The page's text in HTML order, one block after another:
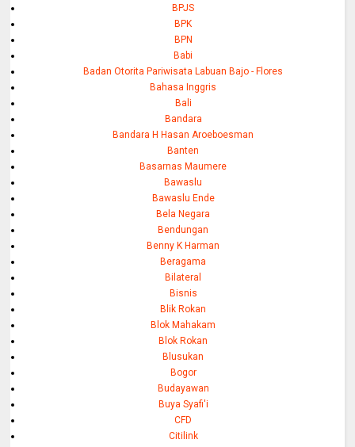
BPJS
BPK
BPN
Babi
Badan Otorita Pariwisata Labuan Bajo - Flores
Bahasa Inggris
Bali
Bandara
Bandara H Hasan Aroeboesman
Banten
Basarnas Maumere
Bawaslu
Bawaslu Ende
Bela Negara
Bendungan
Benny K Harman
Beragama
Bilateral
Bisnis
Blik Rokan
Blok Mahakam
Blok Rokan
Blusukan
Bogor
Budayawan
Buya Syafi'i
CFD
Citilink